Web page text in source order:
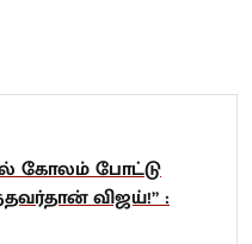
கோலம் போட்டு
விஜய்!” :